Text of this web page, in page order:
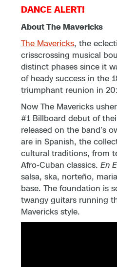
DANCE ALERT!
About The Mavericks
The Mavericks, the
crisscrossing musical
distinct phases since it
of heady success in the
triumphant reunion in
Now The Mavericks
#1 Billboard debut of
released on the band’s
are in Spanish, the
cultural traditions, from
Afro-Cuban classics.En
salsa, ska, norteño,
base. The foundation is
twangy guitars running
Mavericks style.